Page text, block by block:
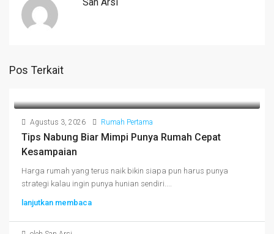
Pos Terkait
Agustus 3, 2026 Rumah Pertama
Tips Nabung Biar Mimpi Punya Rumah Cepat
Kesampaian
Harga rumah yang terus naik bikin siapa pun harus punya
strategi kalau ingin punya hunian sendiri....
lanjutkan membaca